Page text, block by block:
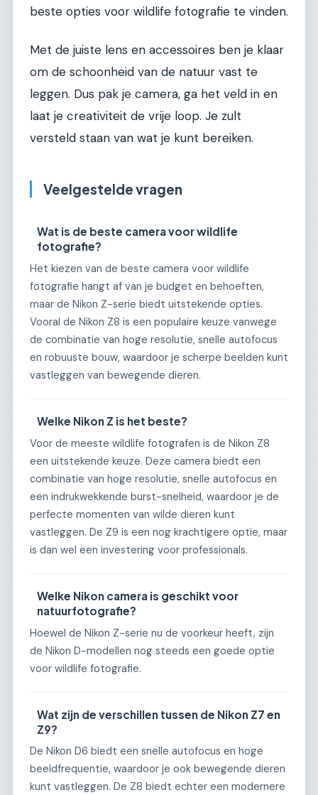
beste opties voor wildlife fotografie te vinden.
Met de juiste lens en accessoires ben je klaar
om de schoonheid van de natuur vast te
leggen. Dus pak je camera, ga het veld in en
laat je creativiteit de vrije loop. Je zult
versteld staan van wat je kunt bereiken.
Veelgestelde vragen
Wat is de beste camera voor wildlife
fotografie?
Het kiezen van de beste camera voor wildlife
fotografie hangt af van je budget en behoeften,
maar de Nikon Z-serie biedt uitstekende opties.
Vooral de Nikon Z8 is een populaire keuze vanwege
de combinatie van hoge resolutie, snelle autofocus
en robuuste bouw, waardoor je scherpe beelden kunt
vastleggen van bewegende dieren.
Welke Nikon Z is het beste?
Voor de meeste wildlife fotografen is de Nikon Z8
een uitstekende keuze. Deze camera biedt een
combinatie van hoge resolutie, snelle autofocus en
een indrukwekkende burst-snelheid, waardoor je de
perfecte momenten van wilde dieren kunt
vastleggen. De Z9 is een nog krachtigere optie, maar
is dan wel een investering voor professionals.
Welke Nikon camera is geschikt voor
natuurfotografie?
Hoewel de Nikon Z-serie nu de voorkeur heeft, zijn
de Nikon D-modellen nog steeds een goede optie
voor wildlife fotografie.
Wat zijn de verschillen tussen de Nikon Z7 en
Z9?
De Nikon D6 biedt een snelle autofocus en hoge
beeldfrequentie, waardoor je ook bewegende dieren
kunt vastleggen. De Z8 biedt echter een modernere